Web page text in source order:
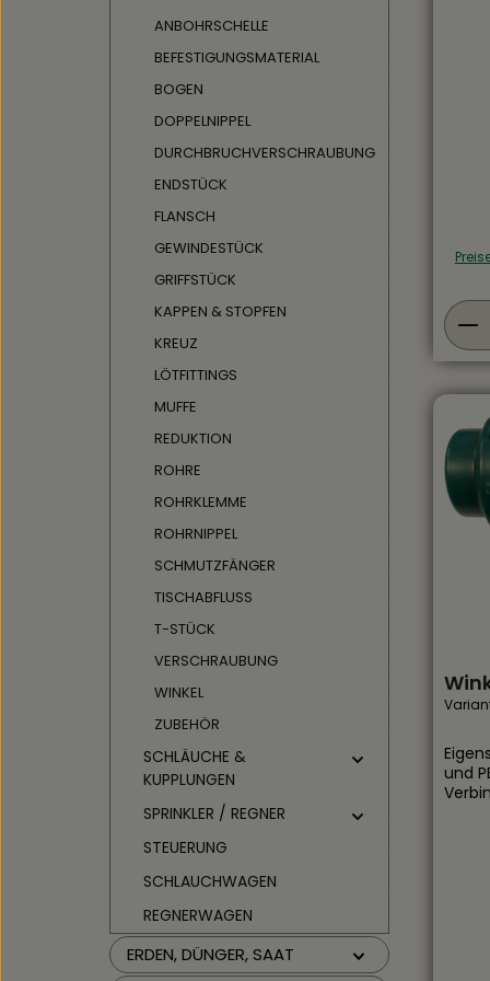
ANBOHRSCHELLE
BEFESTIGUNGSMATERIAL
BOGEN
DOPPELNIPPEL
DURCHBRUCHVERSCHRAUBUNG
ENDSTÜCK
FLANSCH
GEWINDESTÜCK
GRIFFSTÜCK
KAPPEN & STOPFEN
KREUZ
LÖTFITTINGS
MUFFE
REDUKTION
ROHRE
ROHRKLEMME
ROHRNIPPEL
SCHMUTZFÄNGER
TISCHABFLUSS
T-STÜCK
VERSCHRAUBUNG
WINKEL
ZUBEHÖR
SCHLÄUCHE &
KUPPLUNGEN
SPRINKLER / REGNER
STEUERUNG
SCHLAUCHWAGEN
REGNERWAGEN
ERDEN, DÜNGER, SAAT
mm
20
50
keine
und